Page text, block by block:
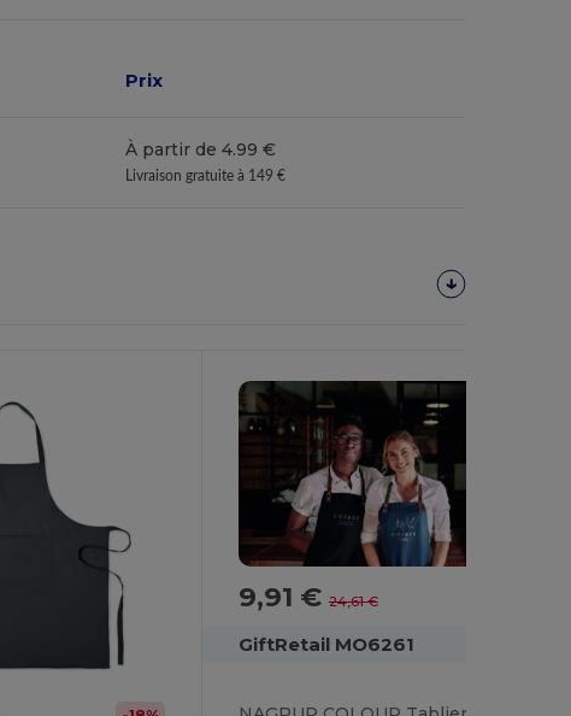
Prix
À partir de 4.99 €
Livraison gratuite à 149 €
9,91 € 24,61 €
GiftRetail MO6261